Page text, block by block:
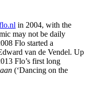
in 2004, with the
may not be daily
Flo started a
van de Vendel. Up
Flo’s first long
(‘Dancing on the